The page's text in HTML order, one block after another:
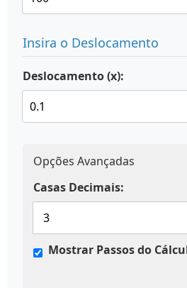
Insira o Deslocamento
Deslocamento (x):
Opções Avançadas
Casas Decimais:
Mostrar Passos do